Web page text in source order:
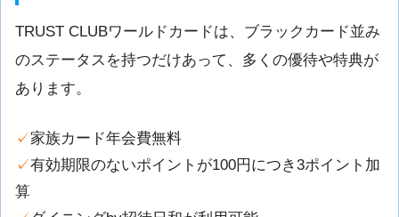
TRUST CLUBワールドカードは、ブラックカード並み
のステータスを持つだけあって、多くの優待や特典が
あります。
✓家族カード年会費無料
✓有効期限のないポイントが100円につき3ポイント加
算